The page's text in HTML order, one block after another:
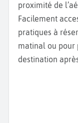
proximité de
Facilement
pratiques à
matinal ou pour
destination